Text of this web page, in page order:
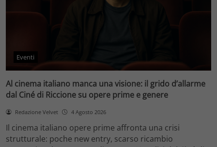
Eventi
Al cinema italiano manca una visione: il grido d’allarme
dal Ciné di Riccione su opere prime e genere
Redazione Velvet 4 Agosto 2026
Il cinema italiano opere prime affronta una crisi
strutturale: poche new entry, scarso ricambio